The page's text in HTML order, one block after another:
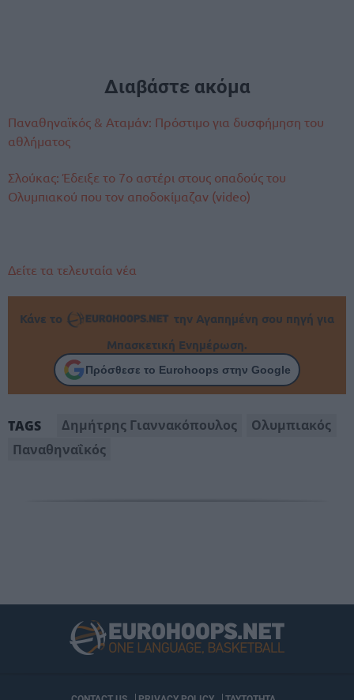
Διαβάστε ακόμα
Παναθηναϊκός & Αταμάν: Πρόστιμο για δυσφήμηση του
αθλήματος
Σλούκας: Έδειξε το 7ο αστέρι στους οπαδούς του
Ολυμπιακού που τον αποδοκίμαζαν (video)
Δείτε τα τελευταία νέα
Κάνε το
την Αγαπημένη σου πηγή για
Μπασκετική Ενημέρωση.
Πρόσθεσε το Eurohoops στην Google
TAGS Δημήτρης Γιαννακόπουλος
Ολυμπιακός
Παναθηναΐκός